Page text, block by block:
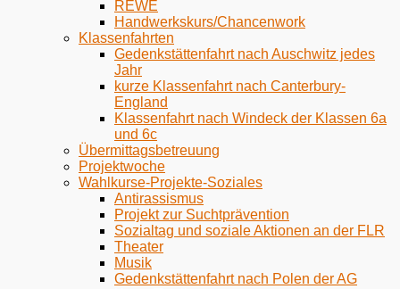
REWE
Handwerkskurs/Chancenwork
Klassenfahrten
Gedenkstättenfahrt nach Auschwitz jedes
Jahr
kurze Klassenfahrt nach Canterbury-
England
Klassenfahrt nach Windeck der Klassen 6a
und 6c
Übermittagsbetreuung
Projektwoche
Wahlkurse-Projekte-Soziales
Antirassismus
Projekt zur Suchtprävention
Sozialtag und soziale Aktionen an der FLR
Theater
Musik
Gedenkstättenfahrt nach Polen der AG